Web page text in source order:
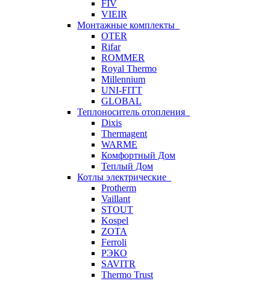
FIV
VIEIR
Монтажные комплекты
OTER
Rifar
ROMMER
Royal Thermo
Millennium
UNI-FITT
GLOBAL
Теплоноситель отопления
Dixis
Thermagent
WARME
Комфортный Дом
Теплый Дом
Котлы электрические
Protherm
Vaillant
STOUT
Kospel
ZOTA
Ferroli
РЭКО
SAVITR
Thermo Trust